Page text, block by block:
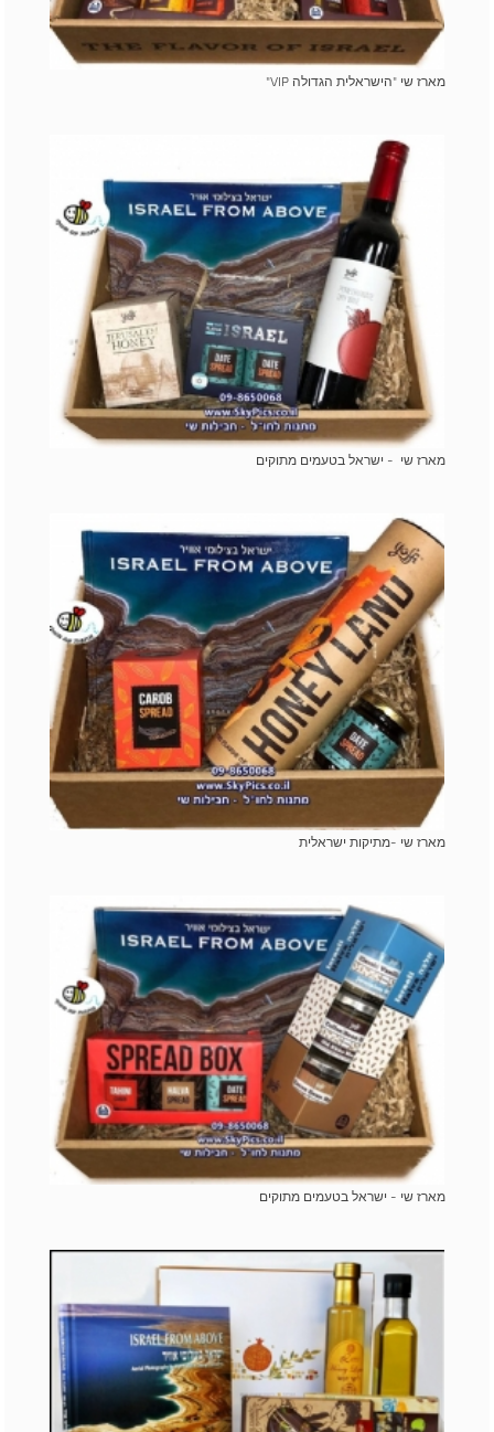
מארז שי "הישראלית הגדולה VIP"
מארז שי - ישראל בטעמים מתוקים
מארז שי -מתיקות ישראלית
מארז שי - ישראל בטעמים מתוקים